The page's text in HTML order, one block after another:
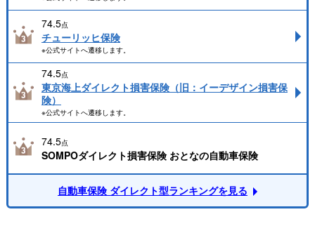
74.5点
チューリッヒ保険
※公式サイトへ遷移します。
74.5点
東京海上ダイレクト損害保険（旧：イーデザイン損害保
険）
※公式サイトへ遷移します。
74.5点
SOMPOダイレクト損害保険 おとなの自動車保険
自動車保険 ダイレクト型ランキングを見る